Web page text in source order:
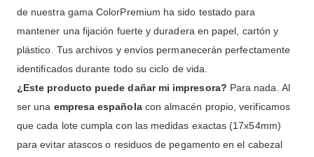
de nuestra gama ColorPremium ha sido testado para
mantener una fijación fuerte y duradera en papel, cartón y
plástico. Tus archivos y envíos permanecerán perfectamente
identificados durante todo su ciclo de vida
¿Este producto puede dañar mi impresora? Para nada. Al
ser una empresa españolacon almacén propio, verificamos
que cada lote cumpla con las medidas exactas (17x54mm)
para evitar atascos o residuos de pegamento en el cabezal